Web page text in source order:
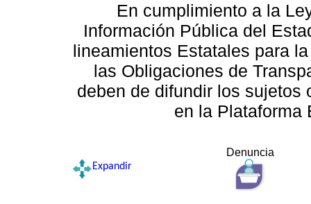
En cumplimiento a la
Información Pública del
lineamientos Estatales para
las Obligaciones de
deben de difundir los sujetos
en la Plataforma
Denuncia
Expandir